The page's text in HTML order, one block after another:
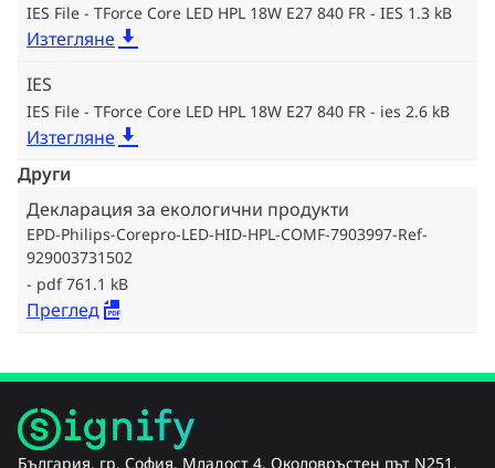
IES File - TForce Core LED HPL 18W E27 840 FR IES 1.3 kB
Изтегляне
IES
IES File - TForce Core LED HPL 18W E27 840 FR ies 2.6 kB
Изтегляне
Други
Декларация за екологични продукти
EPD-Philips-Corepro-LED-HID-HPL-COMF-7903997-Ref-
929003731502
pdf 761.1 kB
Преглед
България, гр. София, Младост 4, Околовръстен път N251,